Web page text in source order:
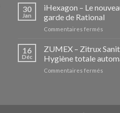
la
30
Jan
iHexagon – Le
garde de Rational
Commentaires fermés
–
Le
16
Déc
ZUMEX – Zitrux
Hygiène totale
Commentaires fermés